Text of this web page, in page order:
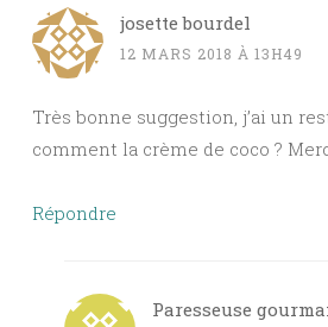
josette bourdel
12 MARS 2018 À 13H49
Très bonne suggestion, j’ai un
comment la crème de coco ?
Répondre
Paresseuse